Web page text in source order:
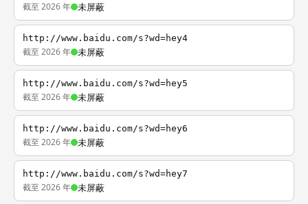
截至 2026 年 未屏蔽
http://www.baidu.com/s?wd=hey4
截至 2026 年 未屏蔽
http://www.baidu.com/s?wd=hey5
截至 2026 年 未屏蔽
http://www.baidu.com/s?wd=hey6
截至 2026 年 未屏蔽
http://www.baidu.com/s?wd=hey7
截至 2026 年 未屏蔽